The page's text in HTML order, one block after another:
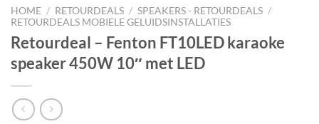
HOME / RETOURDEALS / SPEAKERS - RETOURDEALS /
RETOURDEALS MOBIELE GELUIDSINSTALLATIES
Retourdeal – Fenton FT10LED karaoke
speaker 450W 10″ met LED